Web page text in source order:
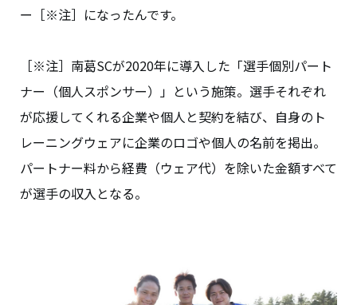
ー［※注］になったんです。
［※注］南葛SCが2020年に導入した「選手個別パート
ナー（個人スポンサー）」という施策。選手それぞれ
が応援してくれる企業や個人と契約を結び、自身のト
レーニングウェアに企業のロゴや個人の名前を掲出。
パートナー料から経費（ウェア代）を除いた金額すべて
が選手の収入となる。